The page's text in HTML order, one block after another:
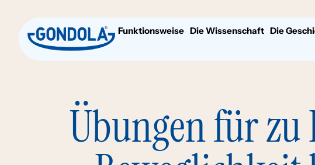
Funktionsweise Die Wissenschaft Die
Übungen für zu